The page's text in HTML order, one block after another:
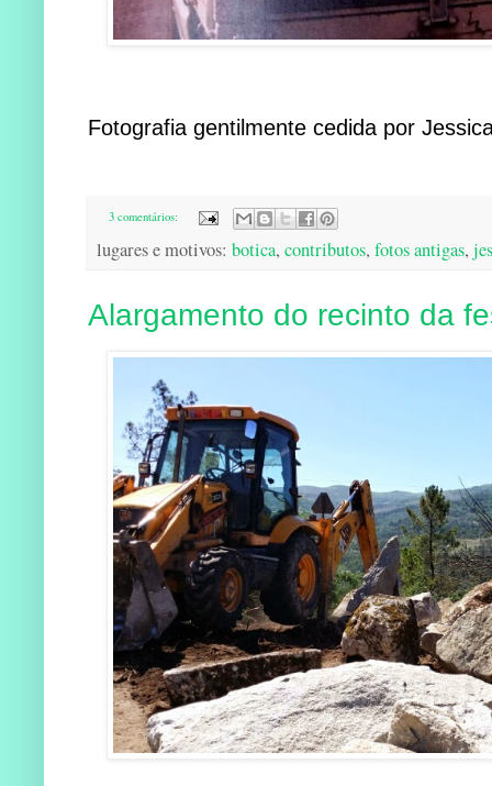
Fotografia gentilmente cedida por
3 comentários:
lugares e motivos: botica, contributos, fotos antigas,
Alargamento do recinto da